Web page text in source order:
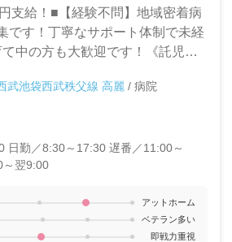
支給！■【経験不問】地域密着病
です！丁寧なサポート体制で未経
中の方も大歓迎です！《託児所
武池袋西武秩父線 高麗 / 病院
日勤／8:30～17:30 遅番／11:00～
～翌9:00
アットホーム
ベテラン多い
即戦力重視